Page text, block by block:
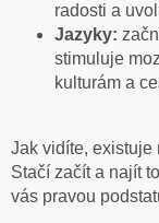
radosti a
Jazyky:
stimuluje
kulturám a
Jak vidíte, existuje
Stačí začít a najít
vás pravou